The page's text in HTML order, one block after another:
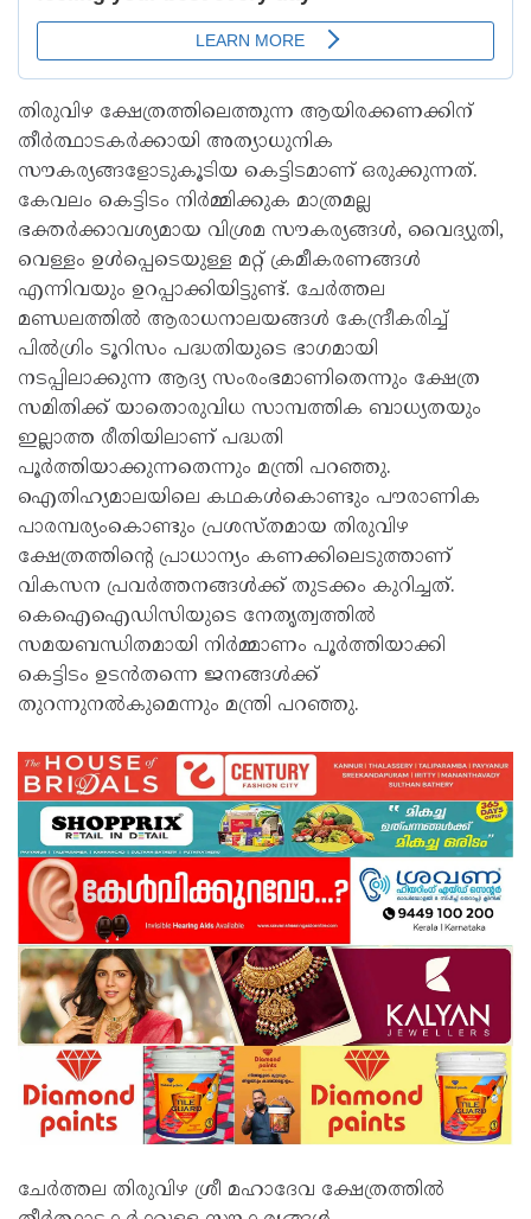
തിരുവിഴ ക്ഷേത്രത്തിലെത്തുന്ന ആയിരക്കണക്കിന്
തീർത്ഥാടകർക്കായി അത്യാധുനിക
സൗകര്യങ്ങളോടുകൂടിയ കെട്ടിടമാണ് ഒരുക്കുന്നത്.
കേവലം കെട്ടിടം നിർമ്മിക്കുക മാത്രമല്ല
ഭക്തർക്കാവശ്യമായ വിശ്രമ സൗകര്യങ്ങൾ, വൈദ്യുതി,
വെള്ളം ഉൾപ്പെടെയുള്ള മറ്റ് ക്രമീകരണങ്ങൾ
എന്നിവയും ഉറപ്പാക്കിയിട്ടുണ്ട്. ചേർത്തല
മണ്ഡലത്തിൽ ആരാധനാലയങ്ങൾ കേന്ദ്രീകരിച്ച്
പിൽഗ്രിം ടൂറിസം പദ്ധതിയുടെ ഭാഗമായി
നടപ്പിലാക്കുന്ന ആദ്യ സംരംഭമാണിതെന്നും ക്ഷേത്ര
സമിതിക്ക് യാതൊരുവിധ സാമ്പത്തിക ബാധ്യതയും
ഇല്ലാത്ത രീതിയിലാണ് പദ്ധതി
പൂർത്തിയാക്കുന്നതെന്നും മന്ത്രി പറഞ്ഞു.
ഐതിഹ്യമാലയിലെ കഥകൾകൊണ്ടും പൗരാണിക
പാരമ്പര്യംകൊണ്ടും പ്രശസ്തമായ തിരുവിഴ
ക്ഷേത്രത്തിന്റെ പ്രാധാന്യം കണക്കിലെടുത്താണ്
വികസന പ്രവർത്തനങ്ങൾക്ക് തുടക്കം കുറിച്ചത്.
കെഐഐഡിസിയുടെ നേതൃത്വത്തിൽ
സമയബന്ധിതമായി നിർമ്മാണം പൂർത്തിയാക്കി
കെട്ടിടം ഉടൻതന്നെ ജനങ്ങൾക്ക്
തുറന്നുനൽകുമെന്നും മന്ത്രി പറഞ്ഞു.
ചേർത്തല തിരുവിഴ ശ്രീ മഹാദേവ ക്ഷേത്രത്തിൽ